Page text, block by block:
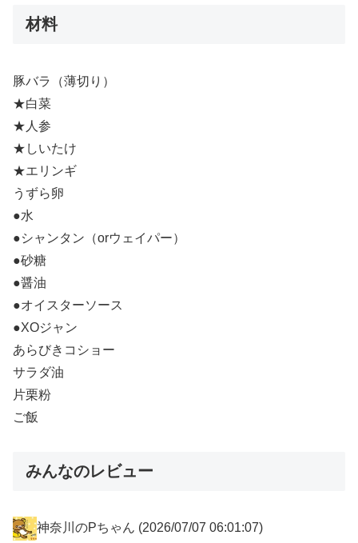
材料
豚バラ（薄切り）
★白菜
★人参
★しいたけ
★エリンギ
うずら卵
●水
●シャンタン（orウェイパー）
●砂糖
●醤油
●オイスターソース
●XOジャン
あらびきコショー
サラダ油
片栗粉
ご飯
みんなのレビュー
神奈川のPちゃん (2026/07/07 06:01:07)